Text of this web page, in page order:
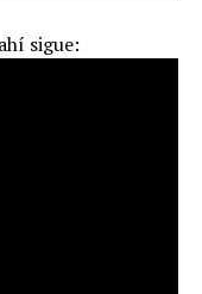
sigue: